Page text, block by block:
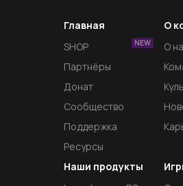
Главная
SHOP
NEW
Партнёры
Донат
Сообщество
Поддержка
Ресурсы
Наши продукты
О
О